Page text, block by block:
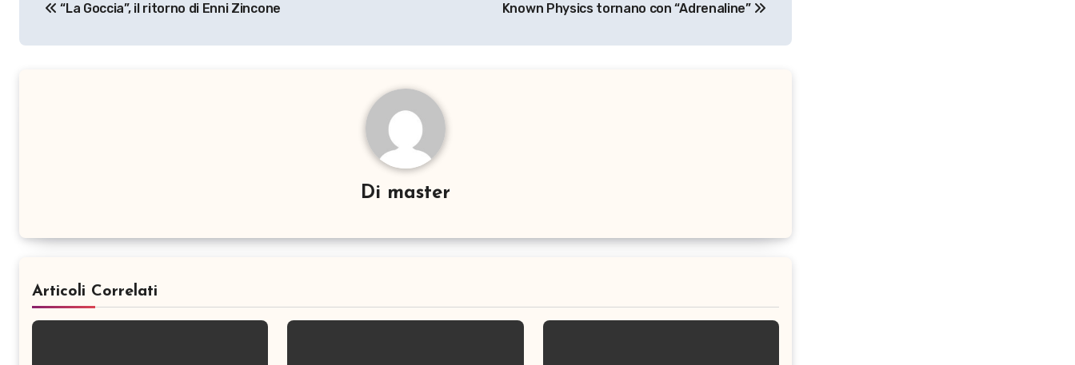
articoli
“La Goccia”, il ritorno di Enni Zincone Known Physics tornano con “Adrenaline”
Di master
Articoli Correlati